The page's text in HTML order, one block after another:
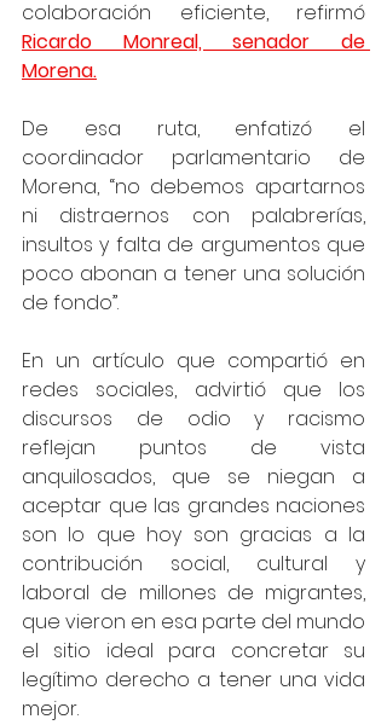
Ricardo Monreal, senador de
Morena.
De esa ruta, enfatizó el
coordinador parlamentario de
Morena, “no debemos apartarnos
ni distraernos con palabrerías,
insultos y falta de argumentos que
poco abonan a tener una solución
de fondo”.
En un artículo que compartió en
redes sociales, advirtió que los
discursos de odio y racismo
reflejan puntos de vista
anquilosados, que se niegan a
aceptar que las grandes naciones
son lo que hoy son gracias a la
contribución social, cultural y
laboral de millones de migrantes,
que vieron en esa parte del mundo
el sitio ideal para concretar su
legítimo derecho a tener una vida
mejor.